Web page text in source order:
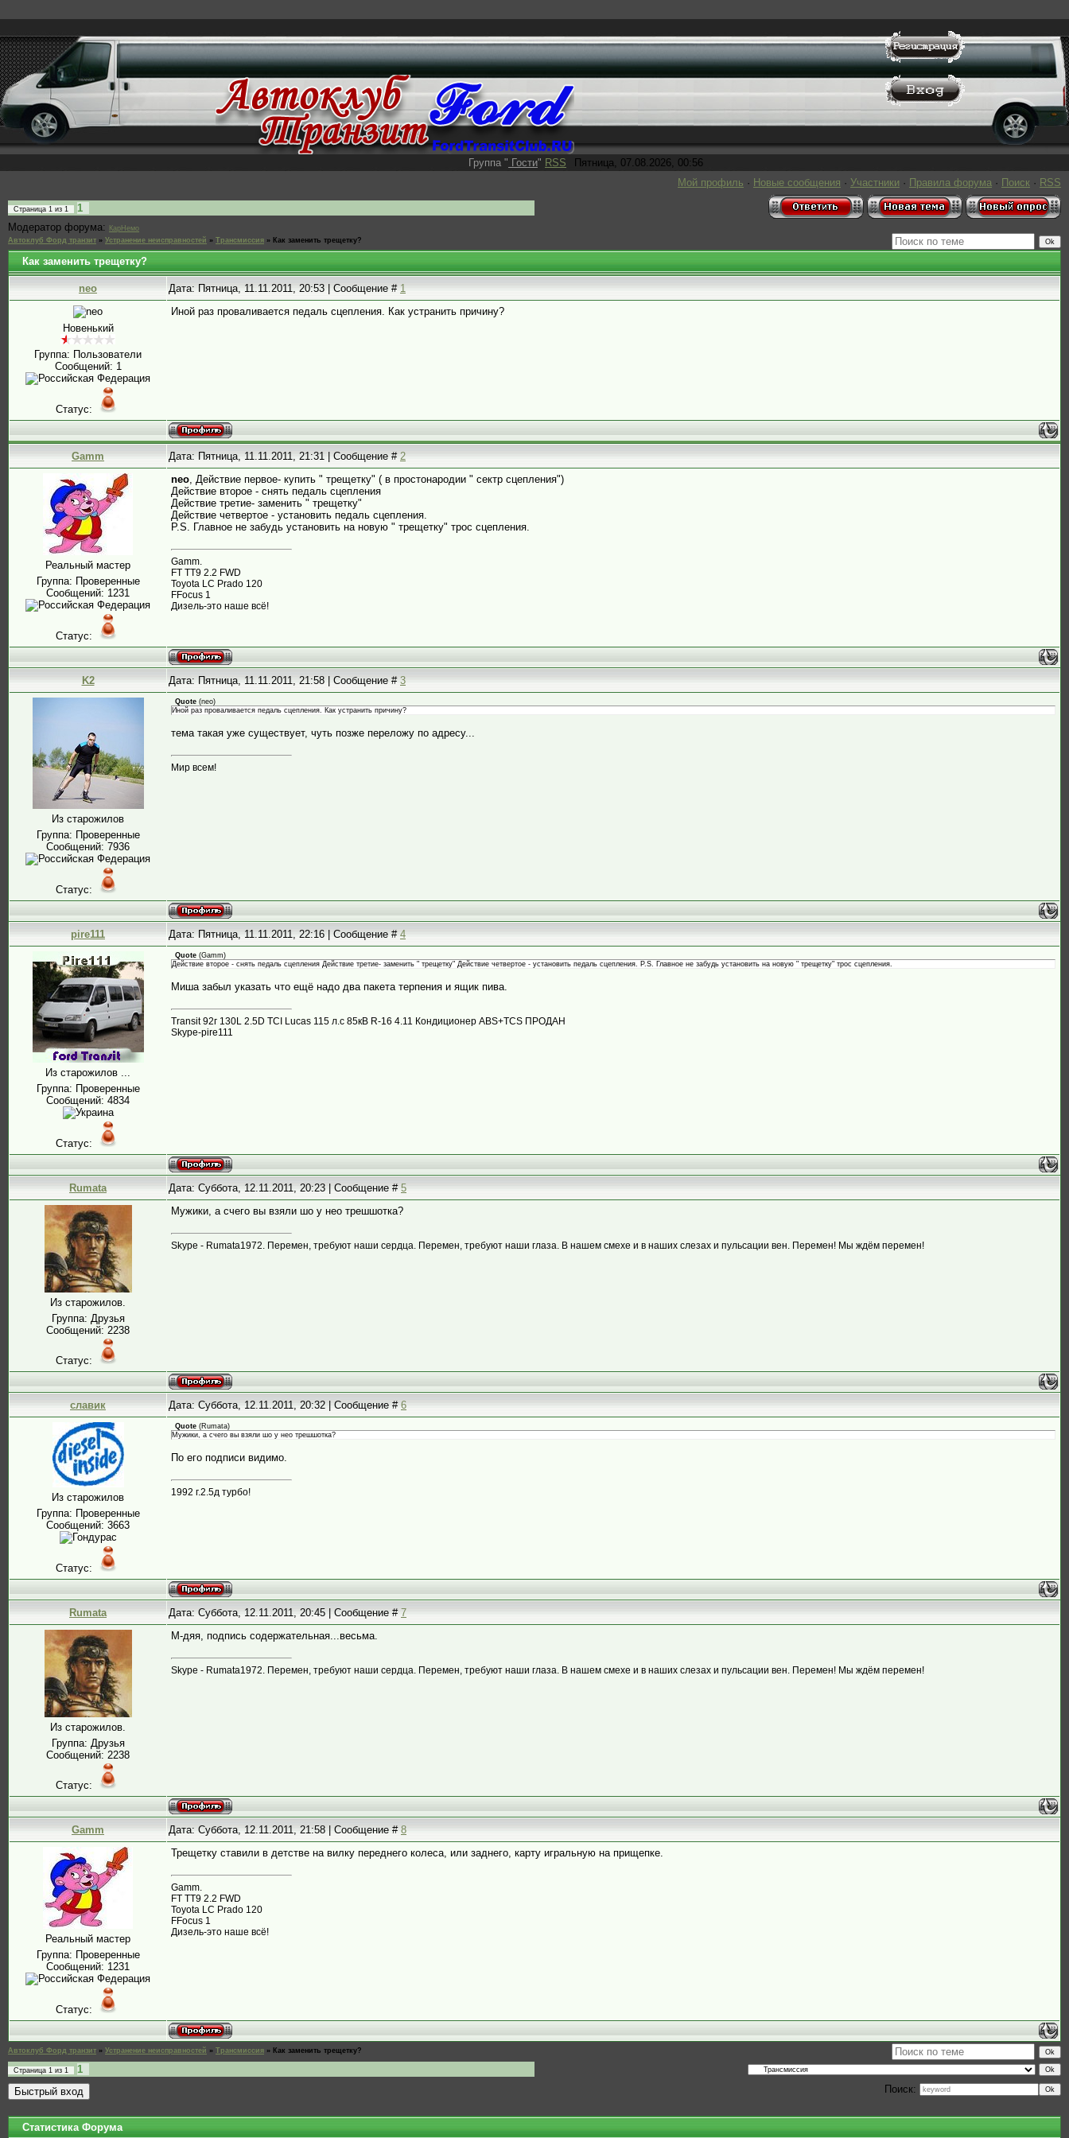
Группа " Гости" RSS
Пятница, 07.08.2026, 00:56
Мой профиль · Новые сообщения · Участники · Правила форума · Поиск · RSS
Страница 1 из 1
1
Модератор форума:
КарНемо
Автоклуб Форд транзит » Устранение неисправностей » Трансмиссия » Как заменить трещетку?
Как заменить трещетку?
neo Дата: Пятница, 11.11.2011, 20:53 | Сообщение #1
Новенький
Группа: Пользователи
Сообщений: 1
Статус:
Иной раз проваливается педаль сцепления. Как устранить причину?
Gamm Дата: Пятница, 11.11.2011, 21:31 | Сообщение #2
Реальный мастер
Группа: Проверенные
Сообщений: 1231
Статус:
neo, Действие первое- купить " трещетку" ( в простонародии " сектр сцепления")
Действие второе - снять педаль сцепления
Действие третие- заменить " трещетку"
Действие четвертое - установить педаль сцепления.
P.S. Главное не забудь установить на новую " трещетку" трос сцепления.
Gamm.
FT TT9 2.2 FWD
Toyota LC Prado 120
FFocus 1
Дизель-это наше всё!
K2 Дата: Пятница, 11.11.2011, 21:58 | Сообщение #3
Из старожилов
Группа: Проверенные
Сообщений: 7936
Статус:
Quote (neo)
Иной раз проваливается педаль сцепления. Как устранить причину?
тема такая уже существует, чуть позже переложу по адресу...
Мир всем!
pire111 Дата: Пятница, 11.11.2011, 22:16 | Сообщение #4
Из старожилов ...
Группа: Проверенные
Сообщений: 4834
Статус:
Quote (Gamm)
Действие второе - снять педаль сцепления Действие третие- заменить " трещетку" Действие четвертое - установить педаль сцепления. P.S. Главное не забудь установить на новую " трещетку" трос сцепления.
Миша забыл указать что ещё надо два пакета терпения и ящик пива.
Transit 92г 130L 2.5D TCI Lucas 115 л.с 85кВ R-16 4.11 Кондиционер ABS+TCS ПРОДАН
Skype-pire111
Rumata Дата: Суббота, 12.11.2011, 20:23 | Сообщение #5
Из старожилов.
Группа: Друзья
Сообщений: 2238
Статус:
Мужики, а счего вы взяли шо у нео трешшотка?
Skype - Rumata1972. Перемен, требуют наши сердца. Перемен, требуют наши глаза. В нашем смехе и в наших слезах и пульсации вен. Перемен! Мы ждём перемен!
славик Дата: Суббота, 12.11.2011, 20:32 | Сообщение #6
Из старожилов
Группа: Проверенные
Сообщений: 3663
Статус:
Quote (Rumata)
Мужики, а счего вы взяли шо у нео трешшотка?
По его подписи видимо.
1992 г.2.5д турбо!
Rumata Дата: Суббота, 12.11.2011, 20:45 | Сообщение #7
Из старожилов.
Группа: Друзья
Сообщений: 2238
Статус:
М-дяя, подпись содержательная...весьма.
Skype - Rumata1972. Перемен, требуют наши сердца. Перемен, требуют наши глаза. В нашем смехе и в наших слезах и пульсации вен. Перемен! Мы ждём перемен!
Gamm Дата: Суббота, 12.11.2011, 21:58 | Сообщение #8
Реальный мастер
Группа: Проверенные
Сообщений: 1231
Статус:
Трещетку ставили в детстве на вилку переднего колеса, или заднего, карту игральную на прищепке.
Gamm.
FT TT9 2.2 FWD
Toyota LC Prado 120
FFocus 1
Дизель-это наше всё!
Автоклуб Форд транзит » Устранение неисправностей » Трансмиссия » Как заменить трещетку?
Страница 1 из 1
1
Поиск:
Статистика Форума